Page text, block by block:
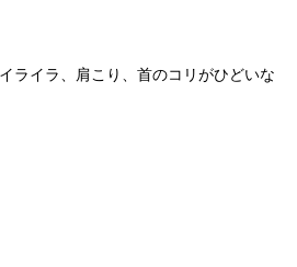
ライラ、肩こり、首のコリがひどいな